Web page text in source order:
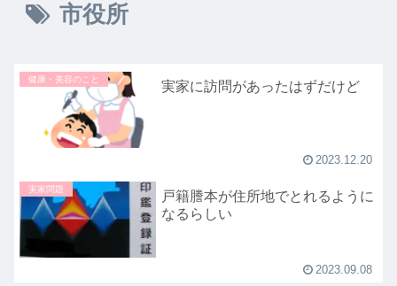
市役所
健康・美容のこと 実家に訪問があったはずだけど
2023.12.20
実家問題
戸籍謄本が住所地でとれるように
なるらしい
2023.09.08